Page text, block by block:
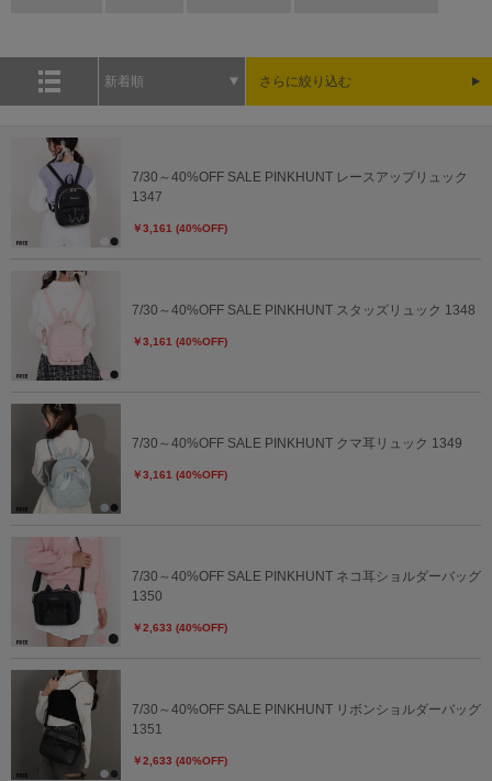
新着順 さらに絞り込む
7/30～40%OFF SALE PINKHUNT レースアップリュック
1347
￥3,161 (40%OFF)
7/30～40%OFF SALE PINKHUNT スタッズリュック 1348
￥3,161 (40%OFF)
7/30～40%OFF SALE PINKHUNT クマ耳リュック 1349
￥3,161 (40%OFF)
7/30～40%OFF SALE PINKHUNT ネコ耳ショルダーバッグ
1350
￥2,633 (40%OFF)
7/30～40%OFF SALE PINKHUNT リボンショルダーバッグ
1351
￥2,633 (40%OFF)